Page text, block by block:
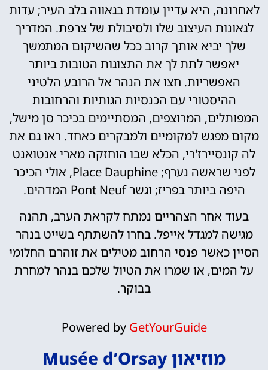
לאחרונה, היא עדיין עומדת בגאווה בלב העיר; עדות
לגאונות העיצוב שלו ולסיבולת של צרפת. המדריך
שלך יביא אותך קרוב ככל שהשיקום המתמשך
יאפשר לתת לך את התצוגות הטובות ביותר
האפשריות. חצו את הנהר אל הרובע הלטיני
ההיסטורי עם הכנסיות הגותיות והרחובות
המפותלים, המרוצפים, המסתיימים בכיכר סן מישל,
מקום מפגש למקומיים ולמבקרים כאחד. ראו גם את
לה קונסיירז'רי, הכלא שבו הוחזקה מארי אנטואנט
לפני שראשה נערף; Place Dauphine, אולי הכיכר
היפה ביותר בפריז; וגשר Pont Neuf המדהים.
בעוד אחר הצהריים נמתח לקראת הערב, תהנה
מגישה למגדל אייפל. בחרו להשתתף בשייט בנהר
הסיין כאשר פנסי הרחוב מטילים את זוהרם החלומי
על המים, או שמרו את הטיול שלכם בנהר למחרת
בבוקר.
Powered by GetYourGuide
מוזיאון Musée d’Orsay